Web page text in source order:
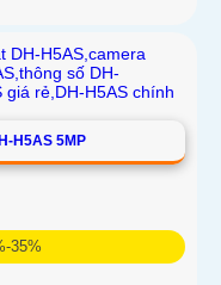
H5AS 5MP
35%